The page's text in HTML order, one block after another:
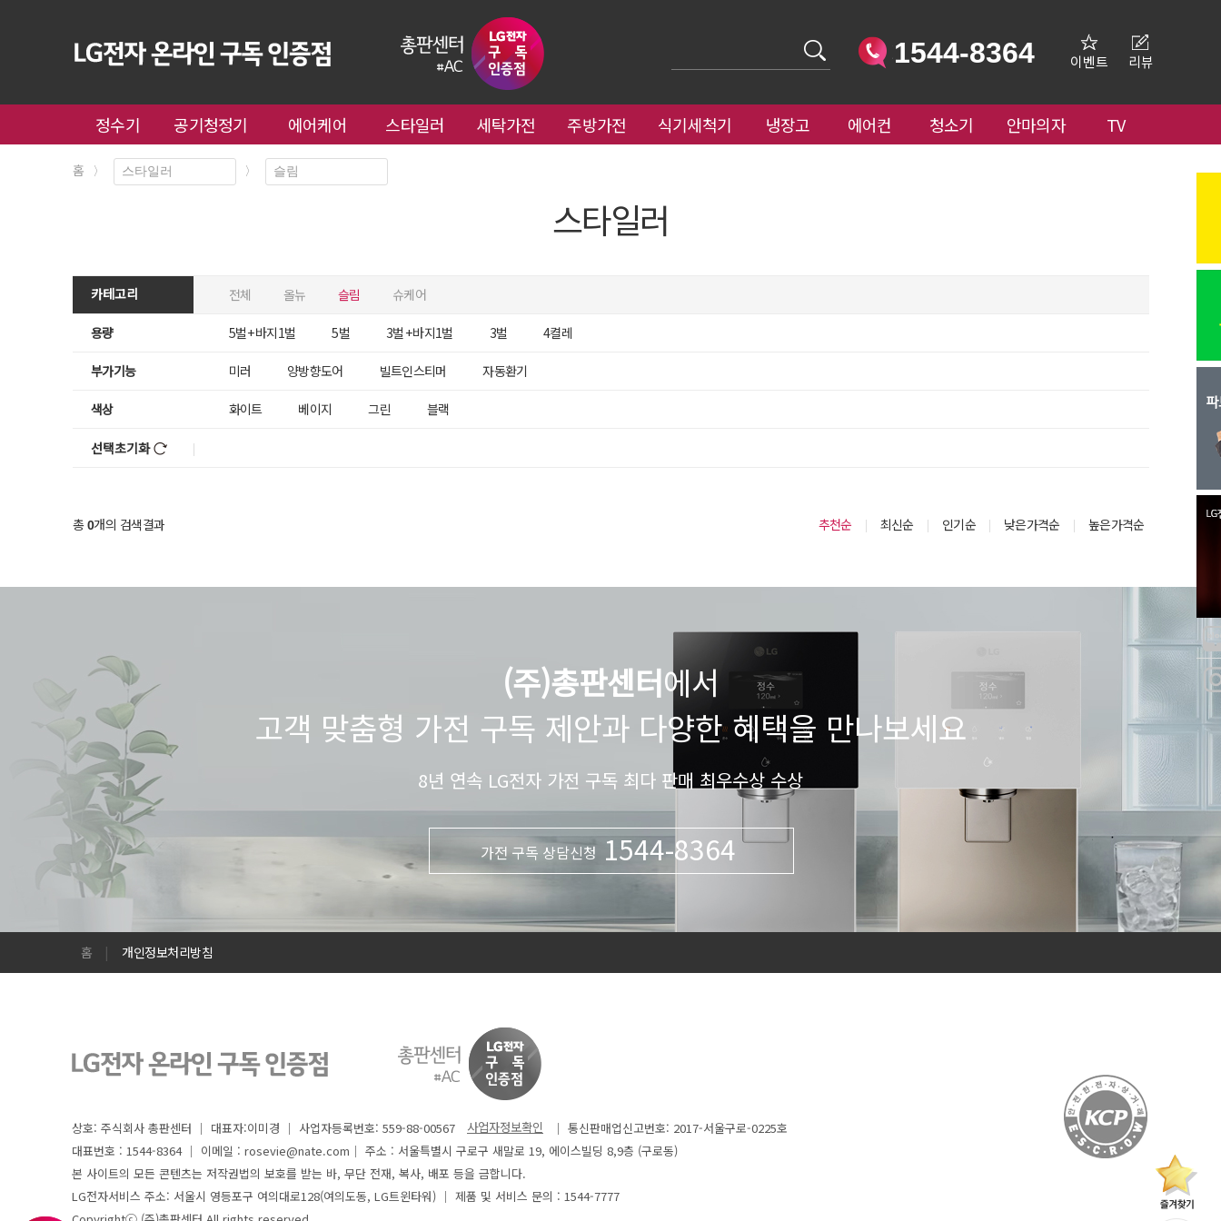
이벤트 리뷰
1544-8364
정수기 공기청정기 에어케어 스타일러 세탁가전 주방가전 식기세척기 냉장고 에어컨 청소기 안마의자 TV
홈 〉 〉
스타일러
카테고리 전체 올뉴 슬림 슈케어
용량 5벌 + 바지1벌 5벌 3벌 + 바지1벌 3벌 4켤레
부가기능 미러 양방향도어 빌트인스티머 자동환기
색상 화이트 베이지 그린 블랙
선택초기화
총0개의 검색결과 추천순 최신순 인기순 낮은가격순 높은가격순
(주)총판센터에서
고객 맞춤형 가전 구독 제안과 다양한 혜택을 만나보세요
8년 연속 LG전자 가전 구독 최다 판매 최우수상 수상
가전 구독 상담신청1544-8364
홈 | 개인정보처리방침
상호: 주식회사 총판센터 │ 대표자:이미경 │ 사업자등록번호: 559-88-00567
│ 통신판매업신고번호: 2017-서울구로-0225호
대표번호 : 1544-8364 │ 이메일 : rosevie@nate.com│ 주소 : 서울특별시 구로구 새말로 19, 에이스빌딩 8,9층 (구로동)
본 사이트의 모든 콘텐츠는 저작권법의 보호를 받는 바, 무단 전재, 복사, 배포 등을 금합니다.
LG전자서비스 주소: 서울시 영등포구 여의대로128(여의도동, LG트윈타워) │ 제품 및 서비스 문의 : 1544-7777